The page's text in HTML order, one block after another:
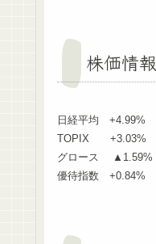
株価情報
日経平均 +4.99%
TOPIX +3.03%
グロース ▲1.59%
優待指数 +0.84%